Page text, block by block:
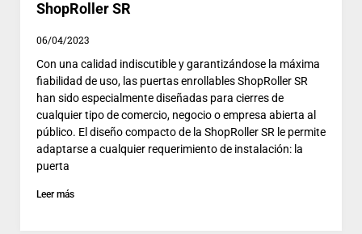
ShopRoller SR
06/04/2023
Con una calidad indiscutible y garantizándose la máxima
fiabilidad de uso, las puertas enrollables ShopRoller SR
han sido especialmente diseñadas para cierres de
cualquier tipo de comercio, negocio o empresa abierta al
público. El diseño compacto de la ShopRoller SR le permite
adaptarse a cualquier requerimiento de instalación: la
puerta
Leer más